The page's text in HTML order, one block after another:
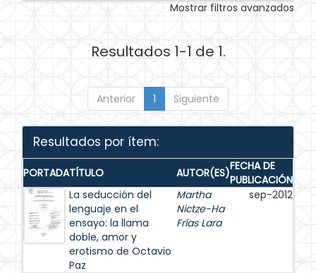
Mostrar filtros avanzados
Resultados 1-1 de 1.
Anterior 1 Siguiente
Resultados por ítem:
PORTADATÍTULO AUTOR(ES)FECHA DE
PUBLICACIÓN
La seducción del
lenguaje en el
ensayo: la llama
doble, amor y
erotismo de Octavio
Paz
Martha
Nictze-Ha
Frías Lara
sep-2012